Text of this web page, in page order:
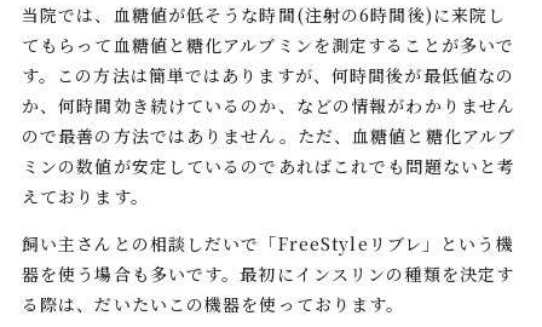
当院では、血糖値が低そうな時間(注射の6時間後)に来院し
てもらって血糖値と糖化アルブミンを測定することが多いで
す。この方法は簡単ではありますが、何時間後が最低値なの
か、何時間効き続けているのか、などの情報がわかりません
ので最善の方法ではありません。ただ、血糖値と糖化アルブ
ミンの数値が安定しているのであればこれでも問題ないと考
えております。
飼い主さんとの相談しだいで「FreeStyleリブレ」という機
器を使う場合も多いです。最初にインスリンの種類を決定す
る際は、だいたいこの機器を使っております。